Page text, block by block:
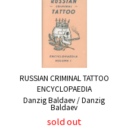
RUSSIAN CRIMINAL TATTOO
ENCYCLOPAEDIA
Danzig Baldaev / Danzig
Baldaev
sold out